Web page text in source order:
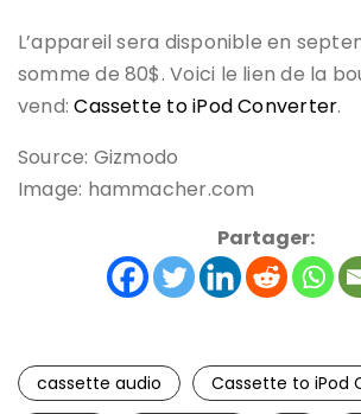
L’appareil sera disponible en
somme de 80$. Voici le lien de la
vend:Cassette to iPod Converter.
Source: Gizmodo
Image: hammacher.com
Partager:
cassette audio Cassette to iPod